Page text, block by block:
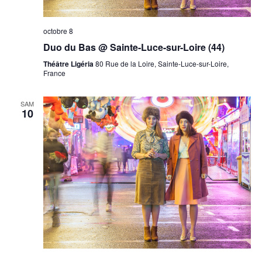
octobre 8
Duo du Bas @ Sainte-Luce-sur-Loire (44)
Théâtre Ligéria80 Rue de la Loire, Sainte-Luce-sur-Loire,
France
SAM
10